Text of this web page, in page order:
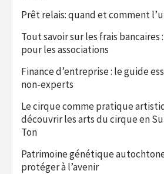
Prêt relais: quand et comment
Tout savoir sur les frais
pour les associations
Finance d’entreprise : le guide
non-experts
Le cirque comme pratique
découvrir les arts du cirque en
Ton
Patrimoine génétique
protéger à l’avenir